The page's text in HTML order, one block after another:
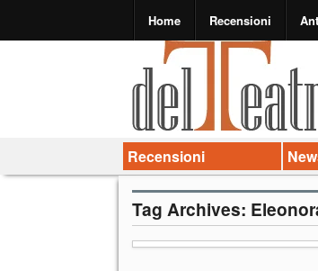
Home Recensioni
Recensioni
Tag Archives: